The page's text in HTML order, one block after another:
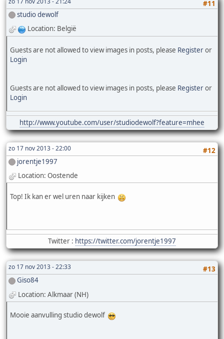
#11
studio dewolf
Location: België
Guests are not allowed to view images in posts, please Registeror
Login
Guests are not allowed to view images in posts, please Registeror
Login
http://www.youtube.com/user/studiodewolf?feature=mhee
zo 17 nov 2013 - 22:00
#12
jorentje1997
Location: Oostende
Top! Ik kan er wel uren naar kijken
Twitter : https://twitter.com/jorentje1997
zo 17 nov 2013 - 22:33
#13
Giso84
Location: Alkmaar (NH)
Mooie aanvulling studio dewolf